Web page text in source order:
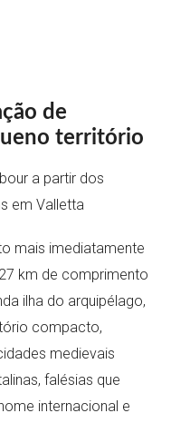
de
território
mais imediatamente
km de comprimento
ilha do arquipélago,
compacto,
medievais
falésias que
internacional e